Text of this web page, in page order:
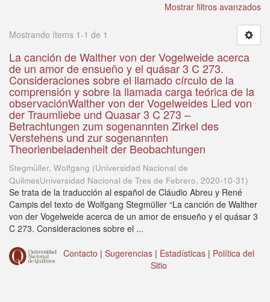
Mostrar filtros avanzados
Mostrando ítems 1-1 de 1
La canción de Walther von der Vogelweide acerca
de un amor de ensueño y el quásar 3 C 273.
Consideraciones sobre el llamado círculo de la
comprensión y sobre la llamada carga teórica de la
observaciónWalther von der Vogelweides Lied von
der Traumliebe und Quasar 3 C 273 –
Betrachtungen zum sogenannten Zirkel des
Verstehens und zur sogenannten
Theorienbeladenheit der Beobachtungen
Stegmüller, Wolfgang (Universidad Nacional de
QuilmesUniversidad Nacional de Tres de Febrero, 2020-10-31)
Se trata de la traducción al español de Cláudio Abreu y René
Campis del texto de Wolfgang Stegmüller “La canción de Walther
von der Vogelweide acerca de un amor de ensueño y el quásar 3
C 273. Consideraciones sobre el ...
Contacto | Sugerencias | Estadísticas | Política del
Sitio